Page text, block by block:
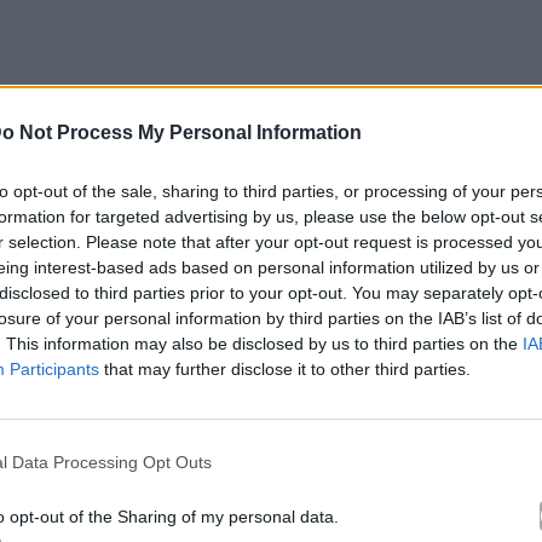
Not Process My Personal Information
opt-out of the sale, sharing to third parties, or processing of your
for targeted advertising by us, please use the below opt-out
selection. Please note that after your opt-out request is processed
interest-based ads based on personal information utilized by us
to third parties prior to your opt-out. You may separately
of your personal information by third parties on the IAB’s list of
This information may also be disclosed by us to third parties on the
Participants that may further disclose it to other third parties.
Data Processing Opt Outs
opt-out of the Sharing of my personal data.
των φετινών βραβείων! Μήπως είσαι εσύ
τα βραβεία για τους νικητές της μεγάλης
16:00 – 19:00
Κρήτης (Λεωφ.Κνωσού 123)
Nakis και Giannis Tsioras